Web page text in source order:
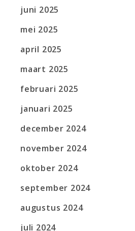
juni 2025
mei 2025
april 2025
maart 2025
februari 2025
januari 2025
december 2024
november 2024
oktober 2024
september 2024
augustus 2024
juli 2024